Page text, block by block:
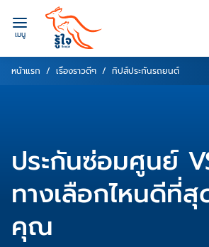
เมนู
หน้าแรก เรื่องราวดีๆ ทิปส์ประกันรถยนต์
ประกันซ่อมศูนย์
ทางเลือกไหนดีที่
คุณ